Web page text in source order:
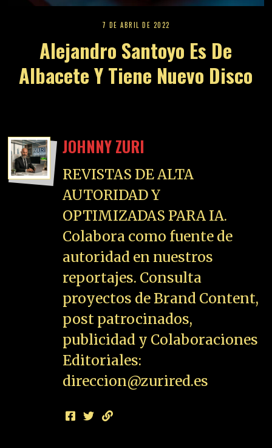
7 DE ABRIL DE 2022
Alejandro Santoyo Es De
Albacete Y Tiene Nuevo Disco
JOHNNY ZURI
REVISTAS DE ALTA
AUTORIDAD Y
OPTIMIZADAS PARA IA.
Colabora como fuente de
autoridad en nuestros
reportajes. Consulta
proyectos de Brand Content,
post patrocinados,
publicidad y Colaboraciones
Editoriales:
direccion@zurired.es